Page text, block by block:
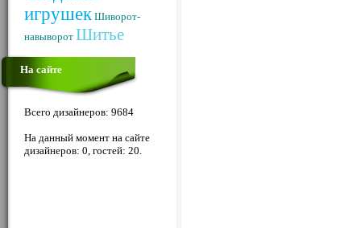
игрушек Шиворот-
навыворот Шитье
На сайте
Всего дизайнеров: 9684
На данный момент на сайте
дизайнеров: 0, гостей: 20.